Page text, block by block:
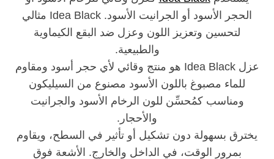
الحجر الأسود أو الجرانيت الأسود. Idea Black مثالي
لتحسين وتعزيز اللون وعزل ضد البقع الكيماوية
والطبيعية.
عزل Idea Black هو منتج وقائي لأي حجر أسود ومقاوم
للماء مصبوغ باللون الأسود مصنوع من السيليكون
ومناسب كمُحسِّن للون الرخام الأسود والجرانيت
والأحجار.
يخترق بسهولة دون تشكيل أو تأثير في السطح، ويقاوم
بمرور الوقت، في الداخل والخارج. الأشعة فوق